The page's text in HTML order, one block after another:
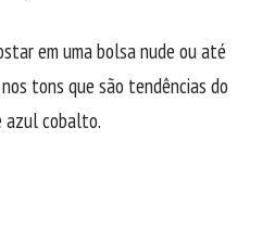
em uma bolsa nude ou até
tons que são tendências do
azul cobalto.